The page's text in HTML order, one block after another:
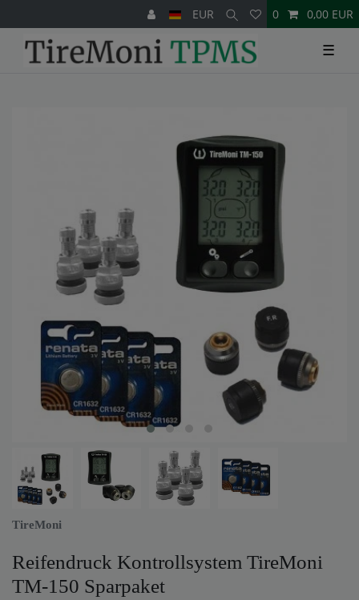
EUR 0 0,00 EUR
☰
TireMoni
Reifendruck Kontrollsystem TireMoni
TM-150 Sparpaket